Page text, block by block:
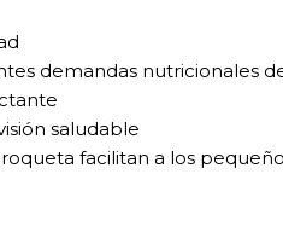
demandas nutricionales
saludable
facilitan a los